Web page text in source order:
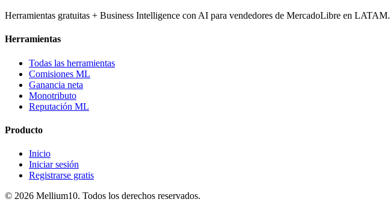
Herramientas gratuitas + Business Intelligence con AI para vendedores de MercadoLibre en LATAM.
Herramientas
Todas las herramientas
Comisiones ML
Ganancia neta
Monotributo
Reputación ML
Producto
Inicio
Iniciar sesión
Registrarse gratis
© 2026 Mellium10. Todos los derechos reservados.